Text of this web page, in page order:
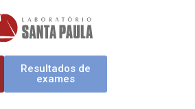
Resultados de
exames